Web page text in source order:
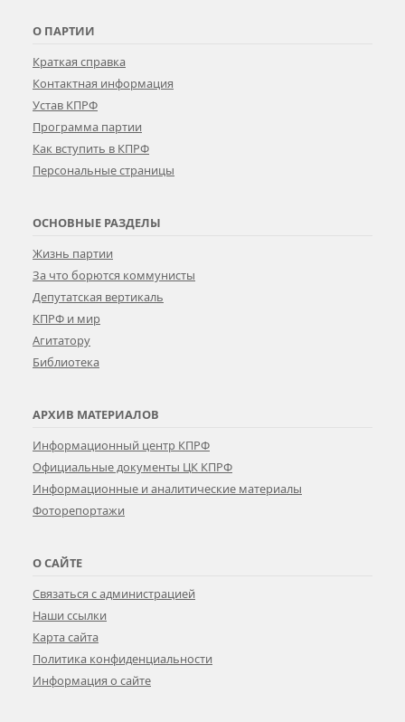
О ПАРТИИ
Краткая справка
Контактная информация
Устав КПРФ
Программа партии
Как вступить в КПРФ
Персональные страницы
ОСНОВНЫЕ РАЗДЕЛЫ
Жизнь партии
За что борются коммунисты
Депутатская вертикаль
КПРФ и мир
Агитатору
Библиотека
АРХИВ МАТЕРИАЛОВ
Информационный центр КПРФ
Официальные документы ЦК КПРФ
Информационные и аналитические материалы
Фоторепортажи
О САЙТЕ
Связаться с администрацией
Наши ссылки
Карта сайта
Политика конфиденциальности
Информация о сайте